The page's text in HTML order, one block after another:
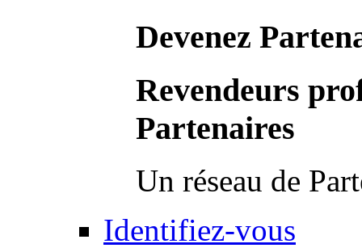
Devenez
Revendeurs
Partenaires
Un réseau de
Identifiez-vous